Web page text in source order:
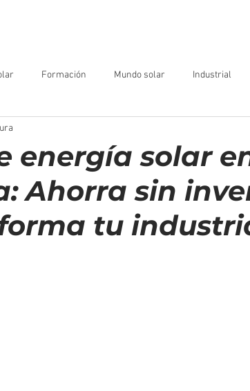
Formación Mundo solar Industrial
energía solar
Ahorra sin
tu